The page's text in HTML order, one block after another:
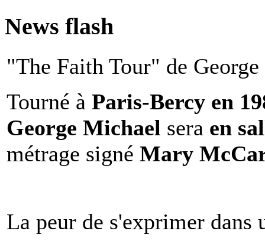
News flash
"The Faith Tour" de
Tourné à Paris-Bercy en
George Michael sera en
métrage signé Mary
La peur de s'exprimer dans